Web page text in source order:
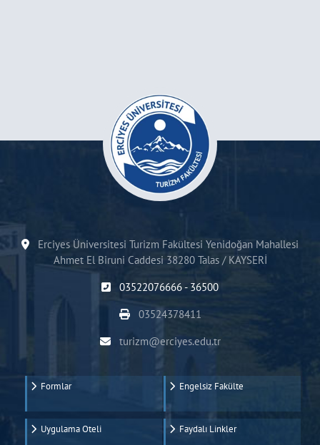
Erciyes Üniversitesi Turizm Fakültesi Yenidoğan Mahallesi
Ahmet El Biruni Caddesi 38280 Talas / KAYSERİ
03522076666 - 36500
03524378411
turizm@erciyes.edu.tr
Formlar Engelsiz Fakülte
Uygulama Oteli Faydalı Linkler